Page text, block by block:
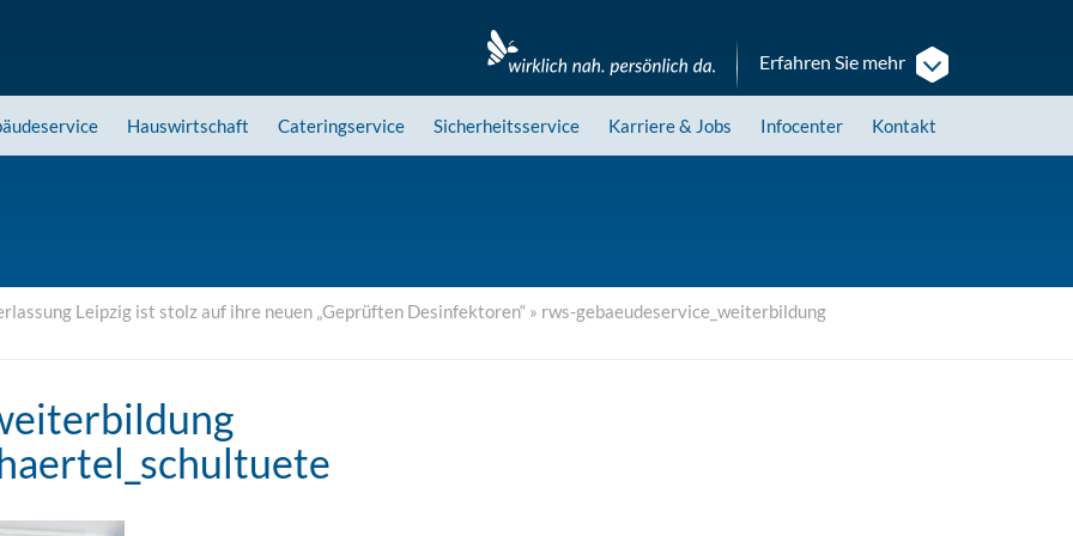
Erfahren Sie mehr
Hauswirtschaft Cateringservice Sicherheitsservice Karriere& Jobs Infocenter Kontakt
Leipzig ist stolz auf ihre neuen „Geprüften Desinfektoren“ » rws-gebaeudeservice_weiterbildung